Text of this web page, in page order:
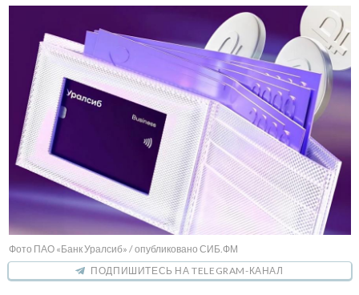
Фото ПАО «Банк Уралсиб» / опубликовано СИБ.ФМ
ПОДПИШИТЕСЬ НА TELEGRAM-КАНАЛ